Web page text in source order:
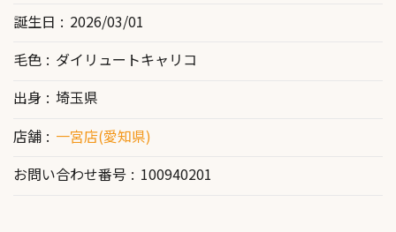
誕生日
2026/03/01
毛色
ダイリュートキャリコ
出身
埼玉県
店舗
一宮店(愛知県)
お問い合わせ番号
100940201